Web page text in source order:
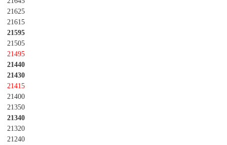
21625
21615
21595
21505
21495
21440
21430
21415
21400
21350
21340
21320
21240